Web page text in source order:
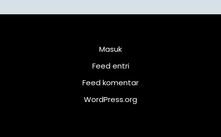
Masuk
Feed entri
Feed komentar
WordPress.org